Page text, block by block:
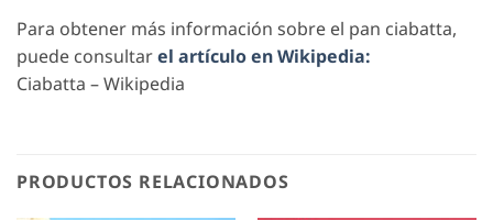
Para obtener más información sobre el pan ciabatta,
puede consultarel artículo en Wikipedia:
Ciabatta – Wikipedia
PRODUCTOS RELACIONADOS